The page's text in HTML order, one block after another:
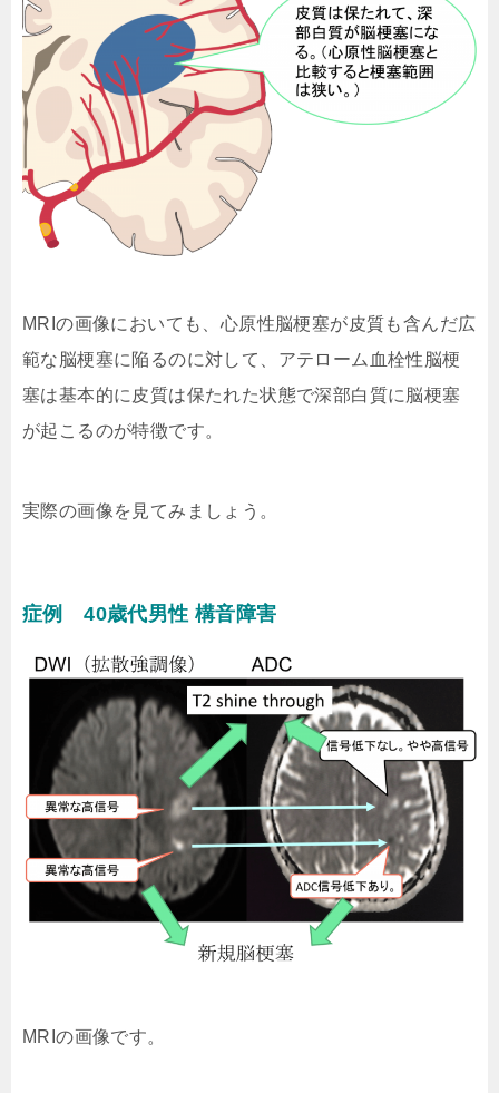
MRIの画像においても、心原性脳梗塞が皮質も含んだ広
範な脳梗塞に陥るのに対して、アテローム血栓性脳梗
塞は基本的に皮質は保たれた状態で深部白質に脳梗塞
が起こるのが特徴です。
実際の画像を見てみましょう。
症例 40歳代男性 構音障害
MRIの画像です。